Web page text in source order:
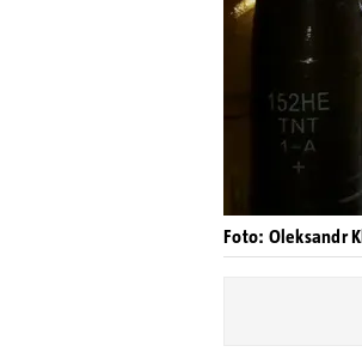
Foto: Oleksandr